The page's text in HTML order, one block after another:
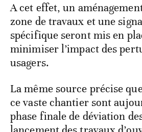
A cet effet, un
zone de travaux et une
spécifique seront mis en
minimiser l’impact des
usagers.
La même source précise
ce vaste chantier sont
phase finale de déviation